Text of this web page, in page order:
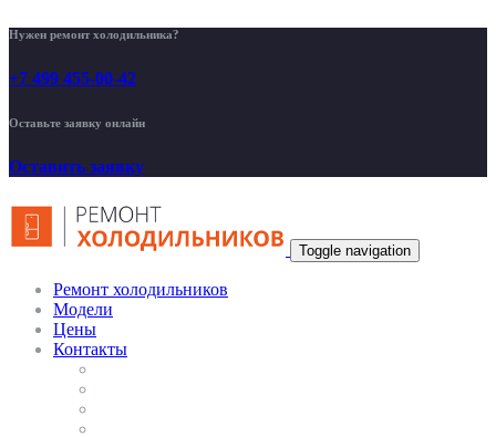
Нужен ремонт холодильника?
+7 499 455-00-42
Оставьте заявку онлайн
Оставить заявку
Toggle navigation
Ремонт холодильников
Модели
Цены
Контакты